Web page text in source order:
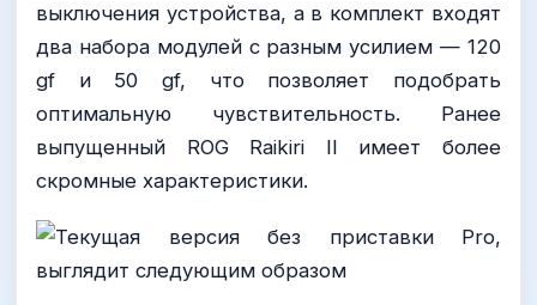
выключения устройства, а в комплект входят
два набора модулей с разным усилием — 120
gf и 50 gf, что позволяет подобрать
оптимальную чувствительность. Ранее
выпущенный ROG Raikiri II имеет более
скромные характеристики.